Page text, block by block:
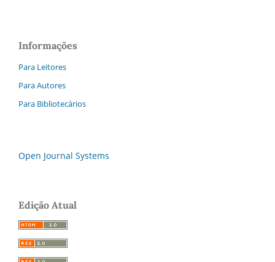
Informações
Para Leitores
Para Autores
Para Bibliotecários
Open Journal Systems
Edição Atual